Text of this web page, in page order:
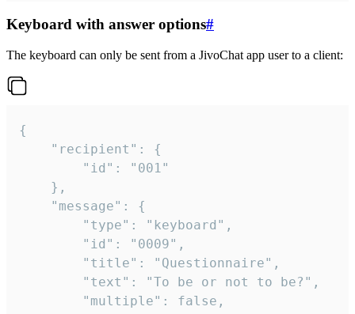
Keyboard with answer options#
The keyboard can only be sent from a JivoChat app user to a client:
{